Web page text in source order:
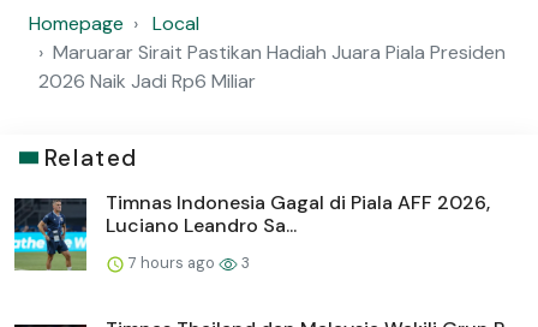
Homepage
Local
Maruarar Sirait Pastikan Hadiah Juara Piala Presiden
2026 Naik Jadi Rp6 Miliar
Related
Timnas Indonesia Gagal di Piala AFF 2026,
Luciano Leandro Sa...
7 hours ago 3